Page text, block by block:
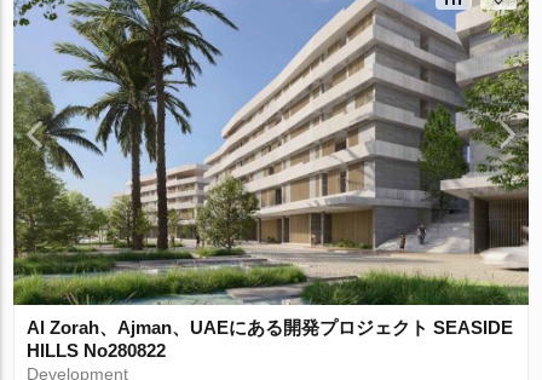
Al Zorah、Ajman、UAEにある開発プロジェクト SEASIDE
HILLS No280822
Development